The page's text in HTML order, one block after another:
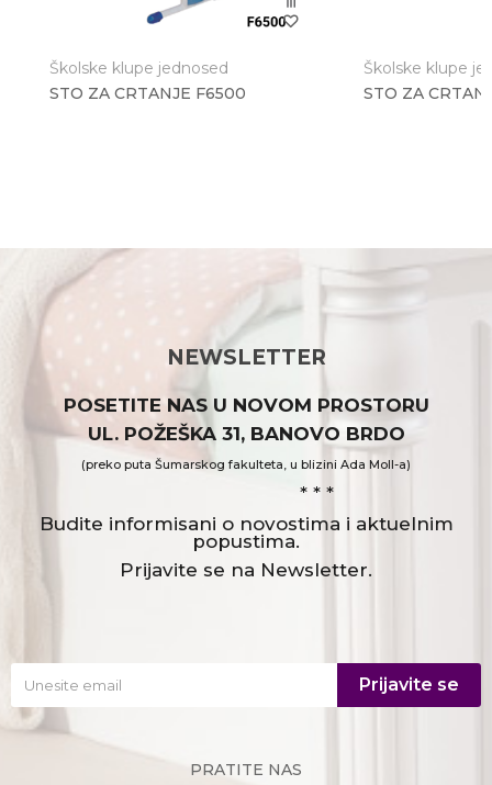
Školske klupe jednosed
STO ZA CRTANJE F6500
Školske klupe
STO ZA
NEWSLETTER
POSETITE NAS U NOVOM PROSTORU
UL. POŽEŠKA 31, BANOVO BRDO
(preko puta Šumarskog fakulteta, u blizini Ada Moll-a)
* * *
Budite informisani o novostima i aktuelnim
popustima.
Prijavite se na Newsletter.
Prijavite se
PRATITE NAS